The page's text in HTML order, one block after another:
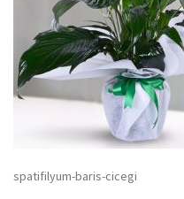
spatifilyum-baris-cicegi